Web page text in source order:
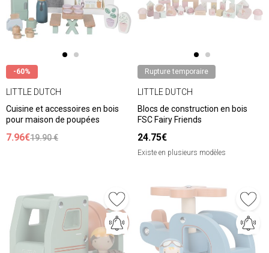
-60%
LITTLE DUTCH
Cuisine et accessoires en bois
pour maison de poupées
7.96€19.90 €
Rupture temporaire
LITTLE DUTCH
Blocs de construction en bois
FSC Fairy Friends
24.75€
Existe en plusieurs modèles